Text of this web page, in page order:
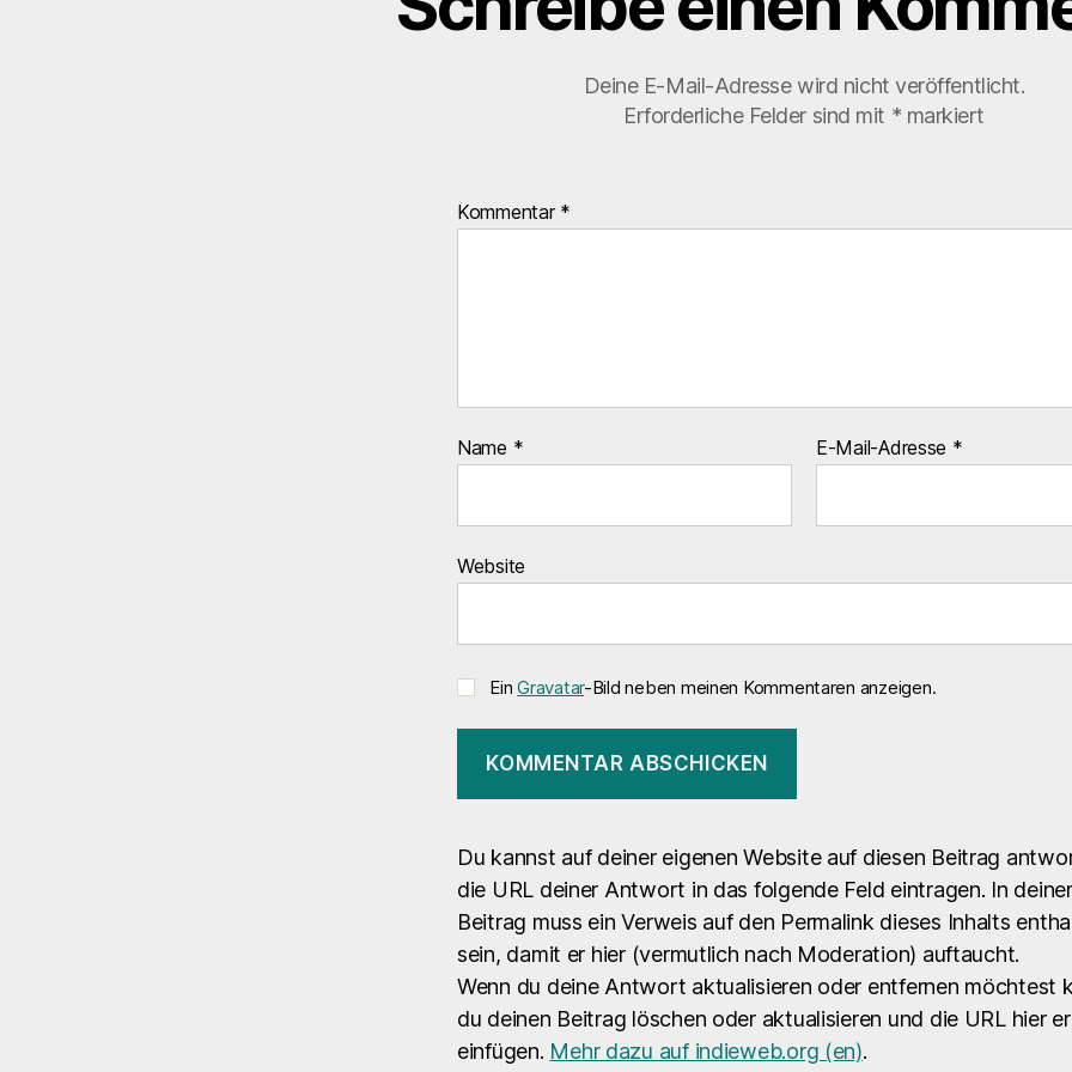
Deine E-Mail-Adresse wird nicht veröffentlicht.
Erforderliche Felder sind mit * markiert
Kommentar *
Name * E-Mail-Adresse *
Website
EinGravatar-Bild neben meinen Kommentaren anzeigen.
Du kannst auf deiner eigenen Website auf diesen Beitrag
die URL deiner Antwort in das folgende Feld eintragen. In
Beitrag muss ein Verweis auf den Permalink dieses Inhalts
sein, damit er hier (vermutlich nach Moderation) auftaucht.
Wenn du deine Antwort aktualisieren oder entfernen möchtest
du deinen Beitrag löschen oder aktualisieren und die URL hier
einfügen. Mehr dazu auf indieweb.org (en).